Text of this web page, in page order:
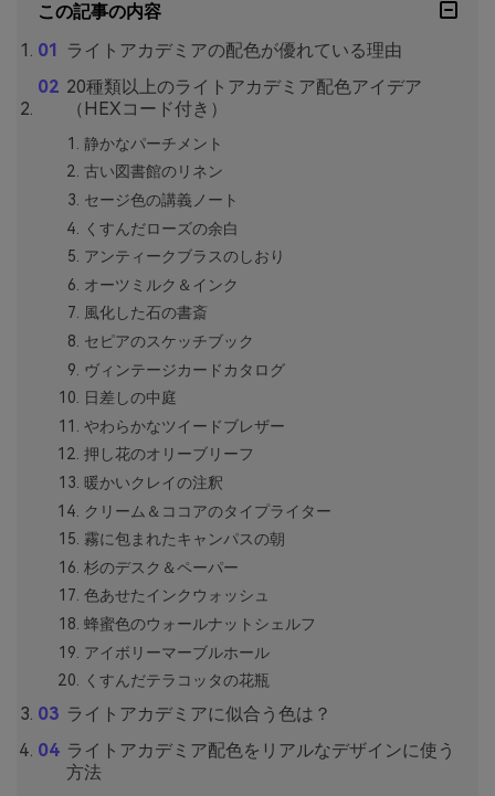
この記事の内容
ライトアカデミアの配色が優れている理由
20種類以上のライトアカデミア配色アイデア
（HEXコード付き）
静かなパーチメント
古い図書館のリネン
セージ色の講義ノート
くすんだローズの余白
アンティークブラスのしおり
オーツミルク＆インク
風化した石の書斎
セピアのスケッチブック
ヴィンテージカードカタログ
日差しの中庭
やわらかなツイードブレザー
押し花のオリーブリーフ
暖かいクレイの注釈
クリーム＆ココアのタイプライター
霧に包まれたキャンパスの朝
杉のデスク＆ペーパー
色あせたインクウォッシュ
蜂蜜色のウォールナットシェルフ
アイボリーマーブルホール
くすんだテラコッタの花瓶
ライトアカデミアに似合う色は？
ライトアカデミア配色をリアルなデザインに使う
方法